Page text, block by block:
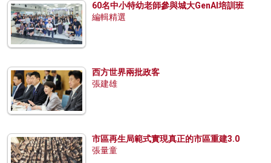
60名中小特幼老師參與城大GenAI培訓班
編輯精選
西方世界兩批政客
張建雄
市區再生局範式實現真正的市區重建3.0
張量童